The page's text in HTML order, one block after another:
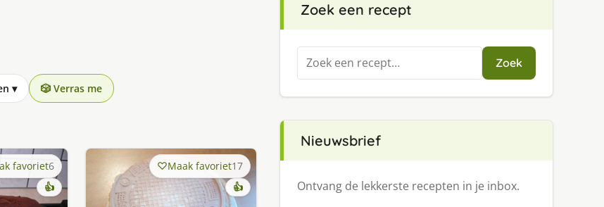
▾ 🎲 Verras me
favoriet6
👍
Maak favoriet17
👍
Zoek een recept
Zoeken
naar:
Zoek
Nieuwsbrief
Ontvang de lekkerste recepten in je inbox.